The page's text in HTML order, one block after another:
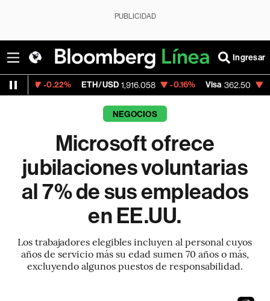
PUBLICIDAD
Ingresar
ETH/USD 1,916.058 -0.16% Visa 362.50 -2.15%
NEGOCIOS
Microsoft ofrece
jubilaciones voluntarias
al 7% de sus empleados
en EE.UU.
Los trabajadores elegibles incluyen al personal cuyos
años de servicio más su edad sumen 70 años o más,
excluyendo algunos puestos de responsabilidad.